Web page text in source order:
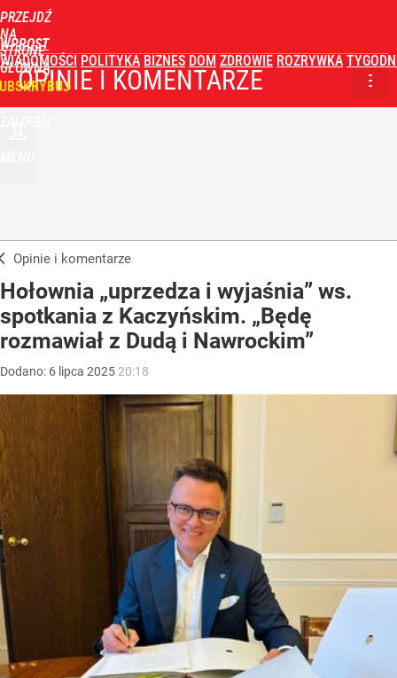
PRZEJDŹ
NA
STRONĘ
GŁÓWNĄ
WPROST
WIADOMOŚCI POLITYKA BIZNES DOM ZDROWIE ROZRYWKA
OPINIE I KOMENTARZE
Opinie i komentarze
Hołownia „uprzedza i wyjaśnia” ws.
spotkania z Kaczyńskim. „Będę
rozmawiał z Dudą i Nawrockim”
Dodano: 6 lipca 2025 20:18